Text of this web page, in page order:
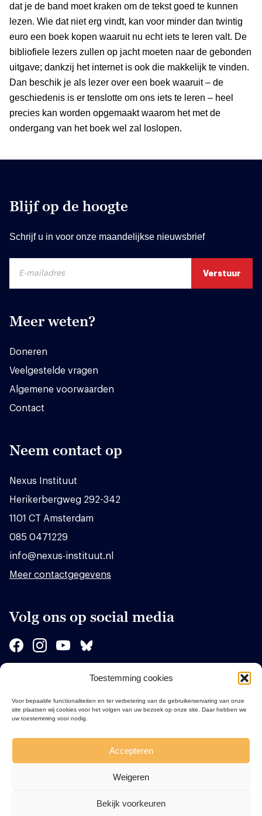
Toestemming cookies
Voor bepaalde functionaliteiten en ter verbetering van de gebruikerservaring van onze
site plaatsen wij cookies voor het volgen van uw bezoek op onze site. Daar hebben we
uw toestemming voor nodig.
Accepteren
Weigeren
Bekijk voorkeuren
dat je de band moet kraken om de tekst goed te kunnen
lezen. Wie dat niet erg vindt, kan voor minder dan twintig
euro een boek kopen waaruit nu echt iets te leren valt. De
bibliofiele lezers zullen op jacht moeten naar de gebonden
uitgave; dankzij het internet is ook die makkelijk te vinden.
Dan beschik je als lezer over een boek waaruit – de
geschiedenis is er tenslotte om ons iets te leren – heel
precies kan worden opgemaakt waarom het met de
ondergang van het boek wel zal loslopen.
Blijf op de hoogte
Schrijf u in voor onze maandelijkse nieuwsbrief
Meer weten?
Doneren
Veelgestelde vragen
Algemene voorwaarden
Contact
Neem contact op
Nexus Instituut
Herikerbergweg 292-342
1101 CT Amsterdam
085 0471229
info@nexus-instituut.nl
Meer contactgegevens
Volg ons op social media